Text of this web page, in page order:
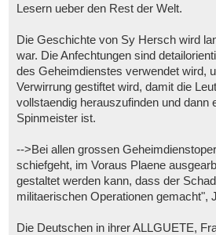
Lesern ueber den Rest der Welt.
Die Geschichte von Sy Hersch wird
war. Die Anfechtungen sind
des Geheimdienstes verwendet wird,
Verwirrung gestiftet wird, damit die
vollstaendig herauszufinden und dann
Spinmeister ist.
-->Bei allen grossen
schiefgeht, im Voraus Plaene
gestaltet werden kann, dass der
militaerischen Operationen gemacht",
Die Deutschen in ihrer ALLGUETE,